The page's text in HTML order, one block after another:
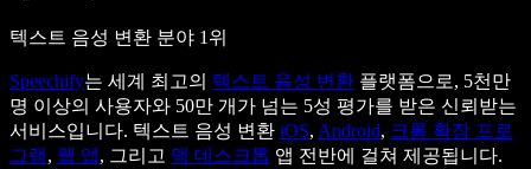
텍스트 음성 변환 분야 1위
Speechify는 세계 최고의 텍스트 음성 변환 플랫폼으로, 5천만
명 이상의 사용자와 50만 개가 넘는 5성 평가를 받은 신뢰받는
서비스입니다. 텍스트 음성 변환 iOS, Android, 크롬 확장 프로
그램, 웹 앱, 그리고 맥 데스크톱 앱 전반에 걸쳐 제공됩니다.